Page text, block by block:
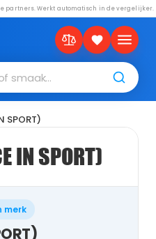
partners. Werkt automatisch in de vergelijker.
smaak…
SPORT)
IN SPORT)
merk